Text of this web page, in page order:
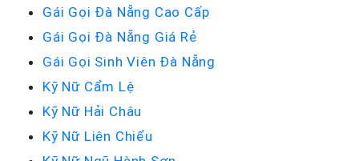
Gái Gọi Đà Nẵng Cao Cấp
Gái Gọi Đà Nẵng Giá Rẻ
Gái Gọi Sinh Viên Đà Nẵng
Kỹ Nữ Cẩm Lệ
Kỹ Nữ Hải Châu
Kỹ Nữ Liên Chiểu